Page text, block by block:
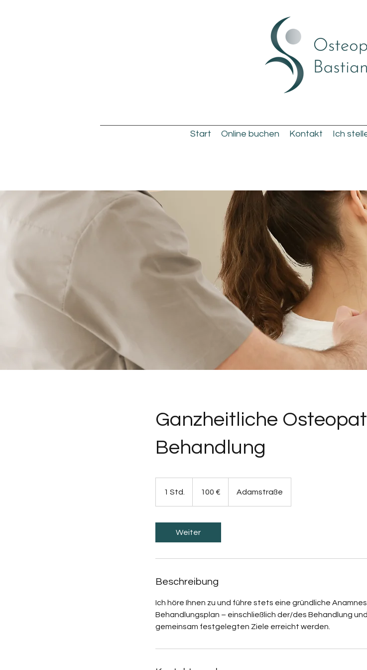
Start Online buchen Kontakt Ich
Ganzheitliche
Behandlung
1 Std.
d
100 € Adamstraße
Weiter
Beschreibung
Ich höre Ihnen zu und führe stets eine gründliche
Behandlungsplan – einschließlich der/des Behandlung
gemeinsam festgelegten Ziele erreicht werden.